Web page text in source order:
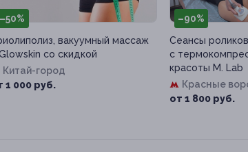
–50%
вакуумный массаж
со скидкой
Китай-город
1 000 руб.
–90%
Сеансы
с
красоты M. Lab
Красные
от 1 800 руб.